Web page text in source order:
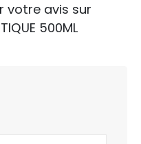
votre avis sur
500ML